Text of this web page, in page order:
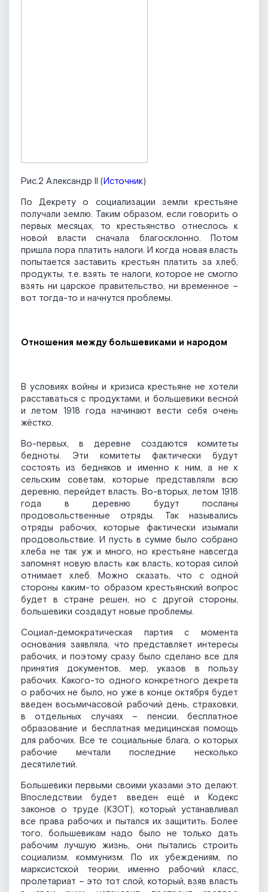
Рис.2 Александр II (Источник)
По Декрету о социализации земли крестьяне
получали землю. Таким образом, если говорить о
первых месяцах, то крестьянство отнеслось к
новой власти сначала благосклонно. Потом
пришла пора платить налоги. И когда новая власть
попытается заставить крестьян платить за хлеб,
продукты, т.е. взять те налоги, которое не смогло
взять ни царское правительство, ни временное –
вот тогда-то и начнутся проблемы.
Отношения между большевиками и народом
В условиях войны и кризиса крестьяне не хотели
расставаться с продуктами, и большевики весной
и летом 1918 года начинают вести себя очень
жёстко.
Во-первых, в деревне создаются комитеты
бедноты. Эти комитеты фактически будут
состоять из бедняков и именно к ним, а не к
сельским советам, которые представляли всю
деревню, перейдет власть. Во-вторых, летом 1918
года в деревню будут посланы
продовольственные отряды. Так назывались
отряды рабочих, которые фактически изымали
продовольствие. И пусть в сумме было собрано
хлеба не так уж и много, но крестьяне навсегда
запомнят новую власть как власть, которая силой
отнимает хлеб. Можно сказать, что с одной
стороны каким-то образом крестьянский вопрос
будет в стране решен, но с другой стороны,
большевики создадут новые проблемы.
Социал-демократическая партия с момента
основания заявляла, что представляет интересы
рабочих, и поэтому сразу было сделано все для
принятия документов, мер, указов в пользу
рабочих. Какого-то одного конкретного декрета
о рабочих не было, но уже в конце октября будет
введен восьмичасовой рабочий день, страховки,
в отдельных случаях – пенсии, бесплатное
образование и бесплатная медицинская помощь
для рабочих. Все те социальные блага, о которых
рабочие мечтали последние несколько
десятилетий.
Большевики первыми своими указами это делают.
Впоследствии будет введен ещё и Кодекс
законов о труде (КЗОТ), который устанавливал
все права рабочих и пытался их защитить. Более
того, большевикам надо было не только дать
рабочим лучшую жизнь, они пытались строить
социализм, коммунизм. По их убеждениям, по
марксистской теории, именно рабочий класс,
пролетариат – это тот слой, который, взяв власть